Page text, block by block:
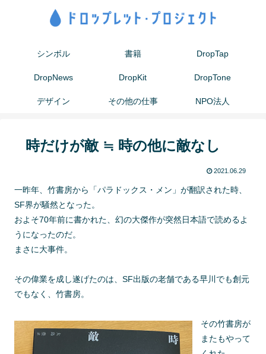
シンボル 書籍 DropTap
DropNews DropKit DropTone
デザイン その他の仕事 NPO法人
時だけが敵 ≒ 時の他に敵なし
2021.06.29
一昨年、竹書房から「パラドックス・メン」が翻訳された時、
SF界が騒然となった。
およそ70年前に書かれた、幻の大傑作が突然日本語で読めるよ
うになったのだ。
まさに大事件。
その偉業を成し遂げたのは、SF出版の老舗である早川でも創元
でもなく、竹書房。
その竹書房が
またもやって